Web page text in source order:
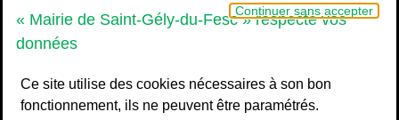
Continuer sans accepter
« Mairie de Saint-Gély-du-Fesc » respecte vos
données
Ce site utilise des cookies nécessaires à son bon
fonctionnement, ils ne peuvent être paramétrés.
Grand Pic Saint-Loup - Communauté